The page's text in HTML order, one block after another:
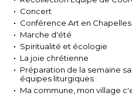
Concert
Conférence Art en Chapelles
Marche d'été
Spiritualité et écologie
La joie chrétienne
Préparation de la semaine
équipes liturgiques
Ma commune, mon village